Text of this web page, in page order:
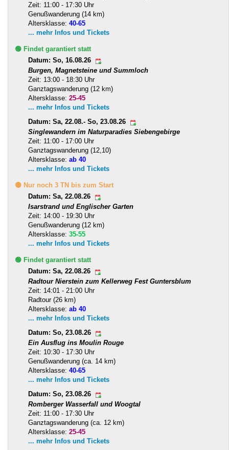
Zeit: 11:00 - 17:30 Uhr
Genußwanderung (14 km)
Altersklasse: 40-65
... mehr Infos und Tickets
🟢 Findet garantiert statt
Datum: So, 16.08.26
Burgen, Magnetsteine und Summloch
Zeit: 13:00 - 18:30 Uhr
Ganztagswanderung (12 km)
Altersklasse: 25-45
... mehr Infos und Tickets
Datum: Sa, 22.08.- So, 23.08.26
Singlewandern im Naturparadies Siebengebirge
Zeit: 11:00 - 17:00 Uhr
Ganztagswanderung (12,10)
Altersklasse: ab 40
... mehr Infos und Tickets
🟡 Nur noch 3 TN bis zum Start
Datum: Sa, 22.08.26
Isarstrand und Englischer Garten
Zeit: 14:00 - 19:30 Uhr
Genußwanderung (12 km)
Altersklasse: 35-55
... mehr Infos und Tickets
🟢 Findet garantiert statt
Datum: Sa, 22.08.26
Radtour Nierstein zum Kellerweg Fest Guntersblum
Zeit: 14:01 - 21:00 Uhr
Radtour (26 km)
Altersklasse: ab 40
... mehr Infos und Tickets
Datum: So, 23.08.26
Ein Ausflug ins Moulin Rouge
Zeit: 10:30 - 17:30 Uhr
Genußwanderung (ca. 14 km)
Altersklasse: 40-65
... mehr Infos und Tickets
Datum: So, 23.08.26
Romberger Wasserfall und Woogtal
Zeit: 11:00 - 17:30 Uhr
Ganztagswanderung (ca. 12 km)
Altersklasse: 25-45
... mehr Infos und Tickets